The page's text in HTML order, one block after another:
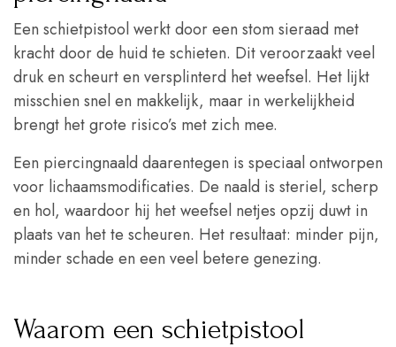
Een schietpistool werkt door een stom sieraad met
kracht door de huid te schieten. Dit veroorzaakt veel
druk en scheurt en versplinterd het weefsel. Het lijkt
misschien snel en makkelijk, maar in werkelijkheid
brengt het grote risico’s met zich mee.
Een piercingnaald daarentegen is speciaal ontworpen
voor lichaamsmodificaties. De naald is steriel, scherp
en hol, waardoor hij het weefsel netjes opzij duwt in
plaats van het te scheuren. Het resultaat: minder pijn,
minder schade en een veel betere genezing.
Waarom een schietpistool